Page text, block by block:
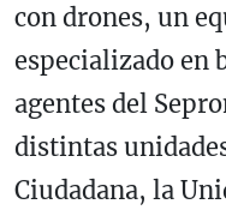
con drones, un
especializado en
agentes del
distintas
Ciudadana, la